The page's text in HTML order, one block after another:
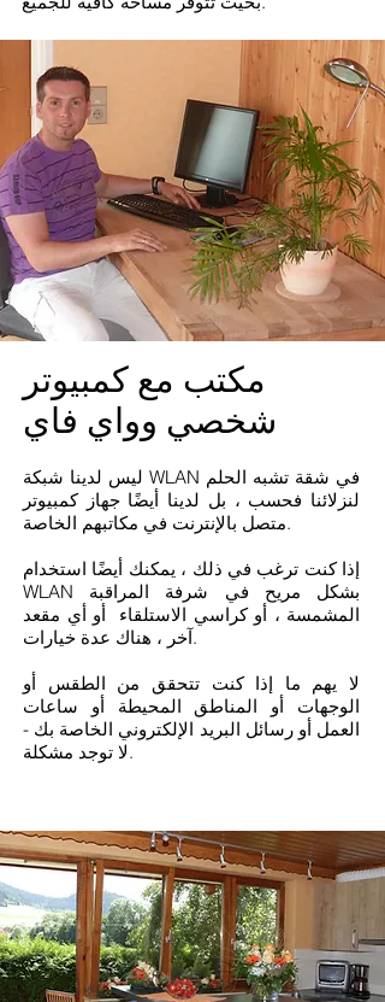
مكتب مع كمبيوتر
شخصي وواي فاي
ليس لدينا شبكة WLAN في شقة تشبه الحلم
لنزلائنا فحسب ، بل لدينا أيضًا جهاز كمبيوتر
متصل بالإنترنت في مكاتبهم الخاصة.
إذا كنت ترغب في ذلك ، يمكنك أيضًا استخدام
WLAN بشكل مريح في شرفة المراقبة
المشمسة ، أو كراسي الاستلقاء أو أي مقعد
آخر ، هناك عدة خيارات.
لا يهم ما إذا كنت تتحقق من الطقس أو
الوجهات أو المناطق المحيطة أو ساعات
العمل أو رسائل البريد الإلكتروني الخاصة بك -
لا توجد مشكلة.